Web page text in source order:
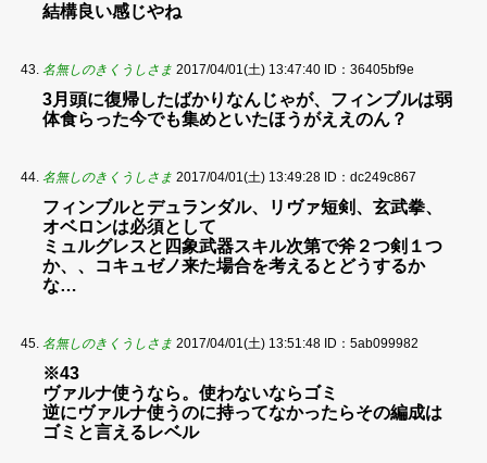
結構良い感じやね
名無しのきくうしさま 2017/04/01(土) 13:47:40 ID：36405bf9e
3月頭に復帰したばかりなんじゃが、フィンブルは弱
体食らった今でも集めといたほうがええのん？
名無しのきくうしさま 2017/04/01(土) 13:49:28 ID：dc249c867
フィンブルとデュランダル、リヴァ短剣、玄武拳、
オベロンは必須として
ミュルグレスと四象武器スキル次第で斧２つ剣１つ
か、、コキュゼノ来た場合を考えるとどうするか
な…
名無しのきくうしさま 2017/04/01(土) 13:51:48 ID：5ab099982
※43
ヴァルナ使うなら。使わないならゴミ
逆にヴァルナ使うのに持ってなかったらその編成は
ゴミと言えるレベル